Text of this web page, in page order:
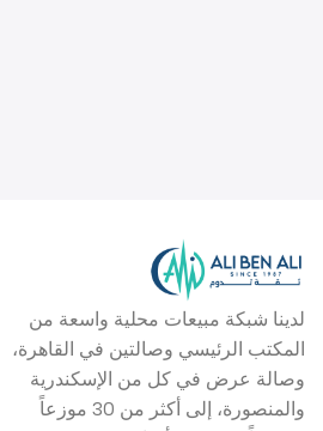
لدينا شبكة مبيعات محلية واسعة من
المكتب الرئيسي وصالتين في القاهرة،
وصالة عرض في كل من الإسكندرية
والمنصورة، إلى أكثر من 30 موزعاً